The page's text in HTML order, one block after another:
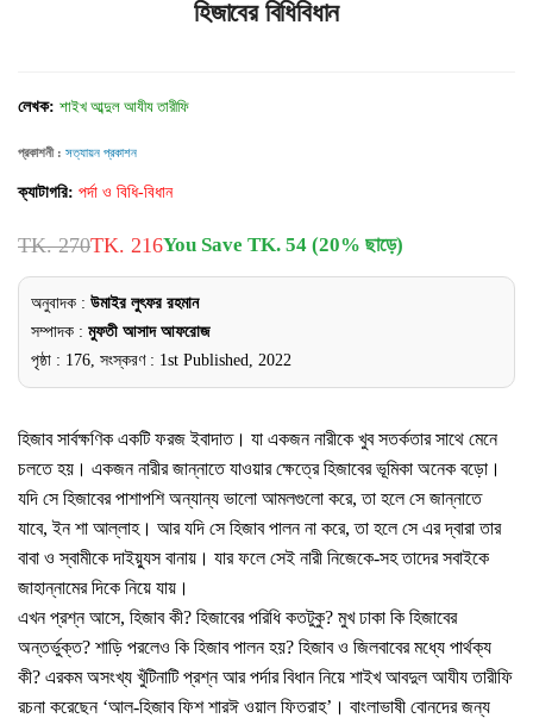
হিজাবের বিধিবিধান
লেখক: শাইখ আব্দুল আযীয তারীফি
প্রকাশনী : সত্যায়ন প্রকাশন
ক্যাটাগরি: পর্দা ও বিধি-বিধান
TK. 270TK. 216You Save TK. 54 (20% ছাড়ে)
অনুবাদক : উমাইর লুৎফর রহমান
সম্পাদক : মুফতী আসাদ আফরোজ
পৃষ্ঠা : 176, সংস্করণ : 1st Published, 2022
হিজাব সার্বক্ষণিক একটি ফরজ ইবাদাত। যা একজন নারীকে খুব সতর্কতার সাথে মেনে
চলতে হয়। একজন নারীর জান্নাতে যাওয়ার ক্ষেত্রে হিজাবের ভূমিকা অনেক বড়ো।
যদি সে হিজাবের পাশাপশি অন্যান্য ভালো আমলগুলো করে, তা হলে সে জান্নাতে
যাবে, ইন শা আল্লাহ। আর যদি সে হিজাব পালন না করে, তা হলে সে এর দ্বারা তার
বাবা ও স্বামীকে দাইয়্যুস বানায়। যার ফলে সেই নারী নিজেকে-সহ তাদের সবাইকে
জাহান্নামের দিকে নিয়ে যায়।
এখন প্রশ্ন আসে, হিজাব কী? হিজাবের পরিধি কতটুকু? মুখ ঢাকা কি হিজাবের
অন্তর্ভুক্ত? শাড়ি পরলেও কি হিজাব পালন হয়? হিজাব ও জিলবাবের মধ্যে পার্থক্য
কী? এরকম অসংখ্য খুঁটিনাটি প্রশ্ন আর পর্দার বিধান নিয়ে শাইখ আবদুল আযীয তারীফি
রচনা করেছেন ‘আল-হিজাব ফিশ শারঈ ওয়াল ফিতরাহ’। বাংলাভাষী বোনদের জন্য